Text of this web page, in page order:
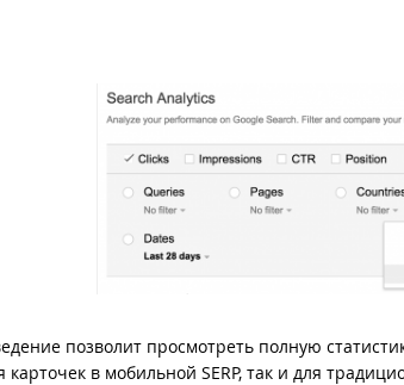
позволит просмотреть полную
карточек в мобильной SERP, так и для